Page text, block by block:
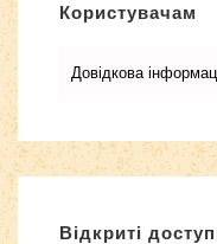
Користувачам
Довідкова
Відкриті